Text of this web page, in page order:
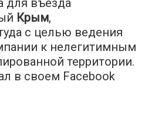
Крым,
с целью ведения
к нелегитимным
территории.
в своем Facebook